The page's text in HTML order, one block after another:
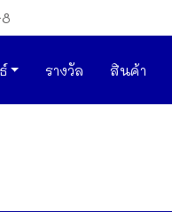
รางวัล สินค้า